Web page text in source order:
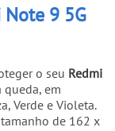
Note 9 5G
o seu Redmi
queda, em
Verde e Violeta.
de 162 x